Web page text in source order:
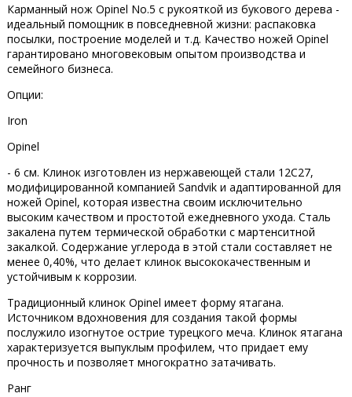
Карманный нож Opinel No.5 с рукояткой из букового дерева -
идеальный помощник в повседневной жизни: распаковка
посылки, построение моделей и т.д. Качество ножей Opinel
гарантировано многовековым опытом производства и
семейного бизнеса.
Опции:
Iron
Opinel
- 6 см. Клинок изготовлен из нержавеющей стали 12C27,
модифицированной компанией Sandvik и адаптированной для
ножей Opinel, которая известна своим исключительно
высоким качеством и простотой ежедневного ухода. Сталь
закалена путем термической обработки с мартенситной
закалкой. Содержание углерода в этой стали составляет не
менее 0,40%, что делает клинок высококачественным и
устойчивым к коррозии.
Традиционный клинок Opinel имеет форму ятагана.
Источником вдохновения для создания такой формы
послужило изогнутое острие турецкого меча. Клинок ятагана
характеризуется выпуклым профилем, что придает ему
прочность и позволяет многократно затачивать.
Ранг